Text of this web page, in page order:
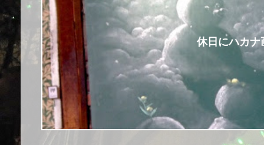
休日にハカ